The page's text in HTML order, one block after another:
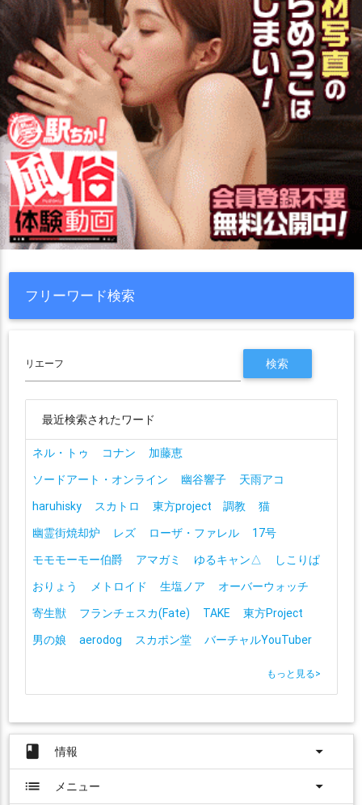
フリーワード検索
最近検索されたワード
ネル・トゥ コナン
加藤恵
ソードアート・オンライン
幽谷響子
天雨アコ
haruhisky
スカトロ 東方project 調教
猫
幽霊街焼却炉
レズ ローザ・ファレル
17号
モモモーモー伯爵
アマガミ ゆるキャン△
しこりぱ
おりょう
メトロイド 生塩ノア
オーバーウォッチ
寄生獣
フランチェスカ(Fate) TAKE
東方Project
男の娘
aerodog スカポン堂 バーチャルYouTuber
もっと見る>
book 情報
arrow_drop_down
list
メニュー
arrow_drop_down